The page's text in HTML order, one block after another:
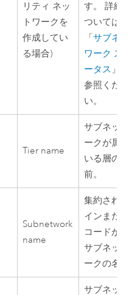
リティ ネッ
トワークを
作成してい
る場合)
す。 詳細
ついては
「サブネ
ワーク ス
ータス 」
参照くだ
い。
Tier name
サブネッ
ークが属
いる層の
前。
Subnetwork
name
集約され
インまた
コードが
サブネッ
ークの名
サブネッ